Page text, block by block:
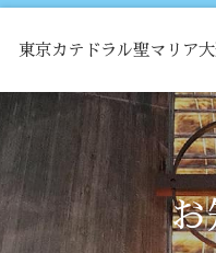
東京カテドラル聖マリア
HOME
ミサ
お